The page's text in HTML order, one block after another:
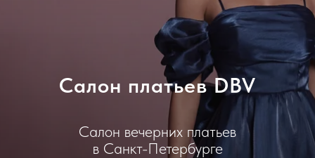
Салон платьев DBV
Салон вечерних платьев
в Санкт-Петербурге